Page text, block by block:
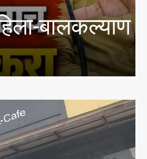
रुपये परत